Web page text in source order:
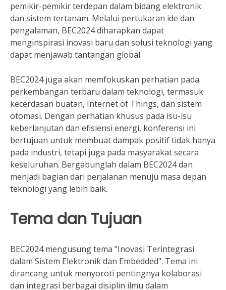
pemikir-pemikir terdepan dalam bidang elektronik
dan sistem tertanam. Melalui pertukaran ide dan
pengalaman, BEC2024 diharapkan dapat
menginspirasi inovasi baru dan solusi teknologi yang
dapat menjawab tantangan global.
BEC2024 juga akan memfokuskan perhatian pada
perkembangan terbaru dalam teknologi, termasuk
kecerdasan buatan, Internet of Things, dan sistem
otomasi. Dengan perhatian khusus pada isu-isu
keberlanjutan dan efisiensi energi, konferensi ini
bertujuan untuk membuat dampak positif tidak hanya
pada industri, tetapi juga pada masyarakat secara
keseluruhan. Bergabunglah dalam BEC2024 dan
menjadi bagian dari perjalanan menuju masa depan
teknologi yang lebih baik.
Tema dan Tujuan
BEC2024 mengusung tema "Inovasi Terintegrasi
dalam Sistem Elektronik dan Embedded". Tema ini
dirancang untuk menyoroti pentingnya kolaborasi
dan integrasi berbagai disiplin ilmu dalam